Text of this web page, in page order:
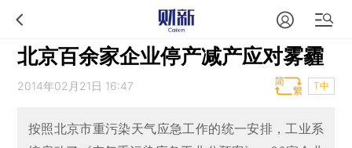
北京百余家企业停产减产应对雾霾
2014年02月21日 16:47 T中
按照北京市重污染天气应急工作的统一安排，工业系